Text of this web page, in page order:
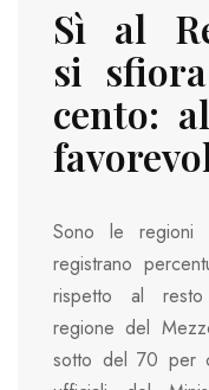
Sì al
si
cento:
Sono le regioni
registrano
rispetto al
regione del
sotto del 70 per